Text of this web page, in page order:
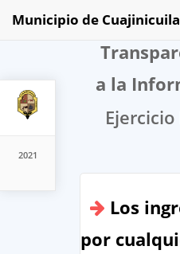
2021
Municipio de
a la
Ejercicio
Los
por